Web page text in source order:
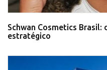
Schwan Cosmetics
estratégico